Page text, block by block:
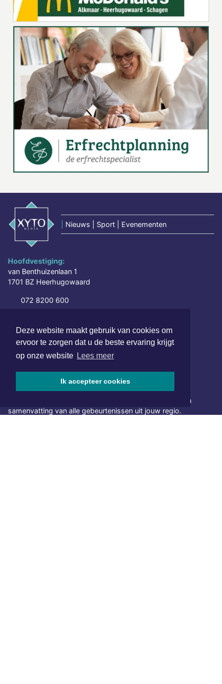
Deze website maakt gebruik van cookies om
ervoor te zorgen dat u de beste ervaring krijgt
op onze website Lees meer
Ik accepteer cookies
Nieuws | Sport | Evenementen
Hoofdvestiging:
van Benthuizenlaan 1
1701 BZ Heerhugowaard
072 8200 600
SOCIAL MEDIA
NIEUWSBRIEF AANMELDEN
Schrijf je in voor onze nieuwsbrief en krijg wekelijks een
samenvatting van alle gebeurtenissen uit jouw regio.